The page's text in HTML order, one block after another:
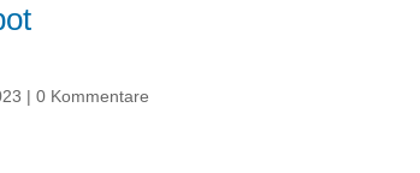
|0 Kommentare